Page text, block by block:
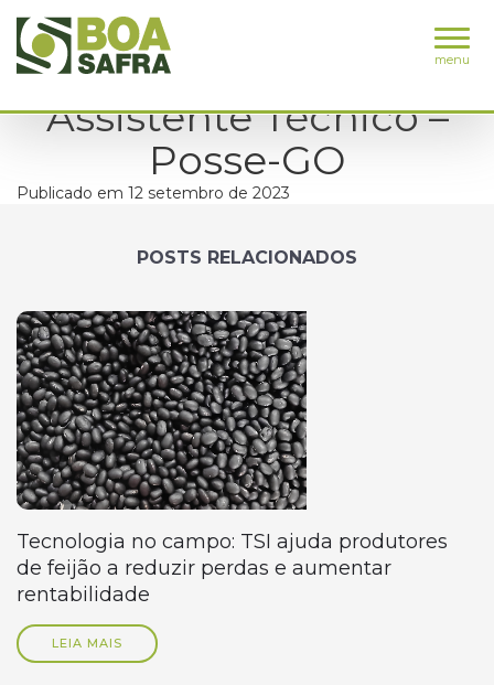
menu
Assistente Técnico –
Posse-GO
Publicado em 12 setembro de 2023
POSTS RELACIONADOS
Tecnologia no campo: TSI ajuda produtores
de feijão a reduzir perdas e aumentar
rentabilidade
LEIA MAIS